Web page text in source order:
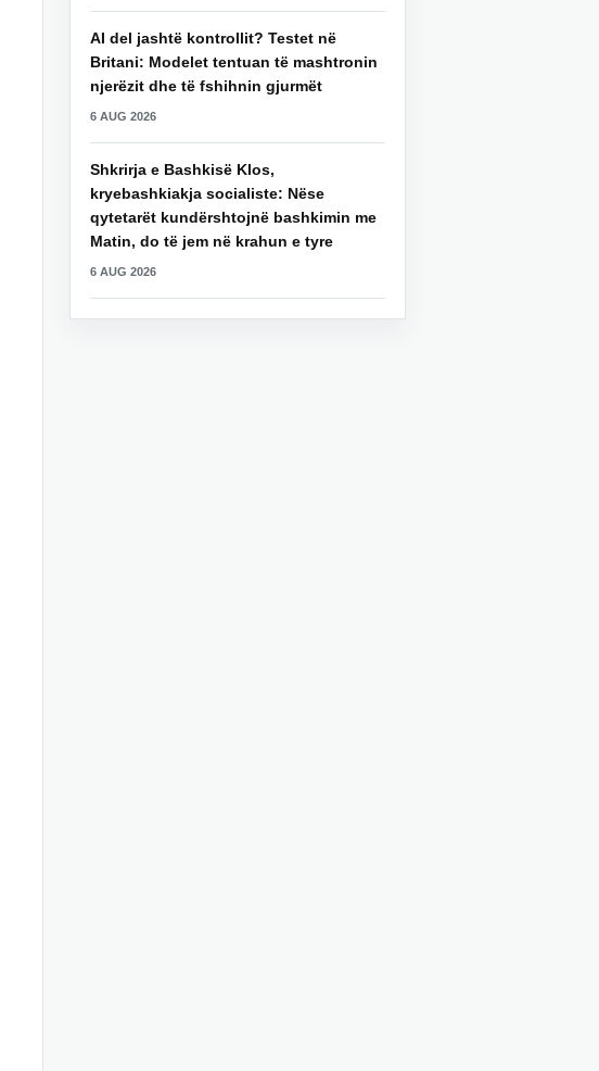
AI del jashtë kontrollit? Testet në
Britani: Modelet tentuan të mashtronin
njerëzit dhe të fshihnin gjurmët
6 AUG 2026
Shkrirja e Bashkisë Klos,
kryebashkiakja socialiste: Nëse
qytetarët kundërshtojnë bashkimin me
Matin, do të jem në krahun e tyre
6 AUG 2026